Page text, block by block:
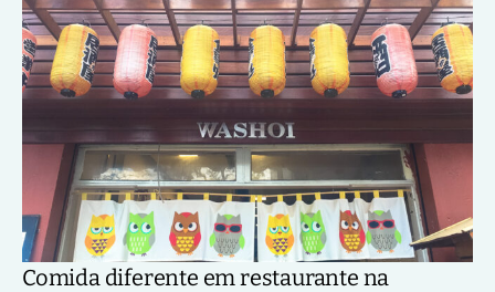
Comida diferente em restaurante na